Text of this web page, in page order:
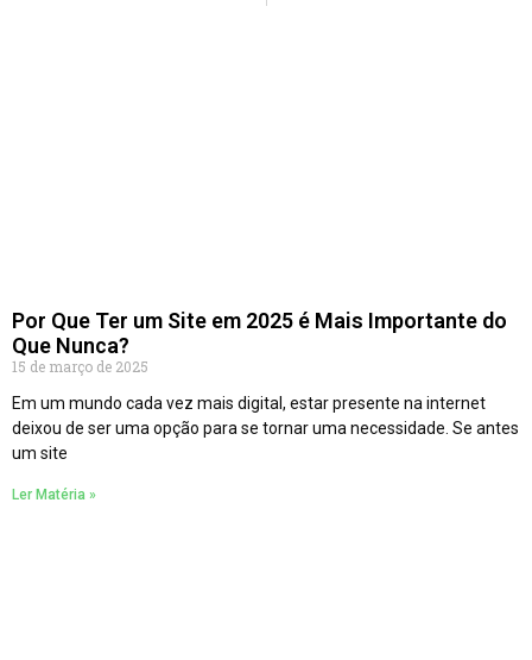
Por Que Ter um Site em 2025 é Mais Importante do
Que Nunca?
15 de março de 2025
Em um mundo cada vez mais digital, estar presente na internet
deixou de ser uma opção para se tornar uma necessidade. Se antes
um site
Ler Matéria »